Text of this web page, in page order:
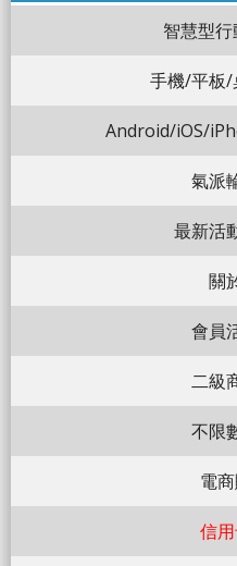
智慧型
手機/平板/
Android/iOS/
氣派
最新活
關
會員
二級
不限
電
信